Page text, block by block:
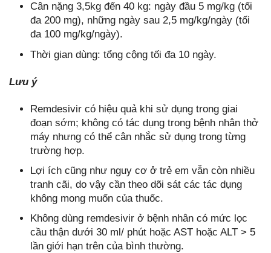
Cân nặng 3,5kg đến 40 kg: ngày đầu 5 mg/kg (tối
đa 200 mg), những ngày sau 2,5 mg/kg/ngày (tối
đa 100 mg/kg/ngày).
Thời gian dùng: tổng cộng tối đa 10 ngày.
Lưu ý
Remdesivir có hiệu quả khi sử dụng trong giai
đoạn sớm; không có tác dụng trong bệnh nhân thở
máy nhưng có thể cân nhắc sử dụng trong từng
trường hợp.
Lợi ích cũng như nguy cơ ở trẻ em vẫn còn nhiều
tranh cãi, do vậy cần theo dõi sát các tác dụng
không mong muốn của thuốc.
Không dùng remdesivir ở bệnh nhân có mức lọc
cầu thận dưới 30 ml/ phút hoặc AST hoặc ALT > 5
lần giới hạn trên của bình thường.